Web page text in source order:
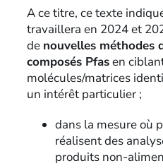
A ce titre, ce texte
travaillera en 2024 et
de nouvelles méthodes
composés Pfasen
molécules/matrices
un intérêt particulier ;
dans la mesure où
réalisent des
produits non-